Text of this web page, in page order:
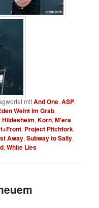
mitAnd One,ASP,
Weint Im Grab,
,Hildesheim,Korn,M'era
, Project Pitchfork,
Away,Subway to Sally,
,White Lies